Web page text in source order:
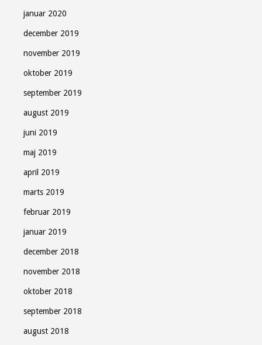
januar 2020
december 2019
november 2019
oktober 2019
september 2019
august 2019
juni 2019
maj 2019
april 2019
marts 2019
februar 2019
januar 2019
december 2018
november 2018
oktober 2018
september 2018
august 2018